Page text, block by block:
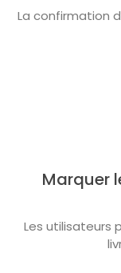
La confirmation
Marquer
Les utilisateurs